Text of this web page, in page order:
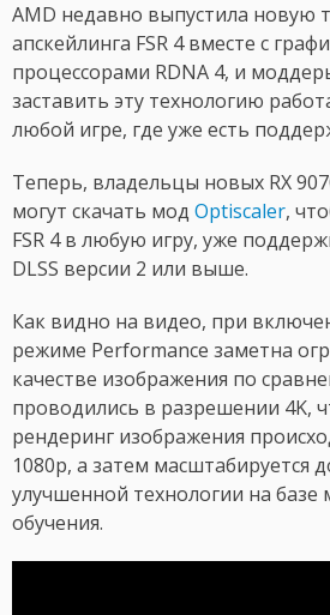
AMD недавно выпустила новую
апскейлинга FSR 4 вместе с
процессорами RDNA 4, и
заставить эту технологию
любой игре, где уже есть
Теперь, владельцы новых RX
могут скачать мод Optiscaler,
FSR 4 в любую игру, уже
DLSS версии 2 или выше.
Как видно на видео, при
режиме Performance заметна
качестве изображения по
проводились в разрешении 4K,
рендеринг изображения
1080p, а затем масштабируется
улучшенной технологии на
обучения.